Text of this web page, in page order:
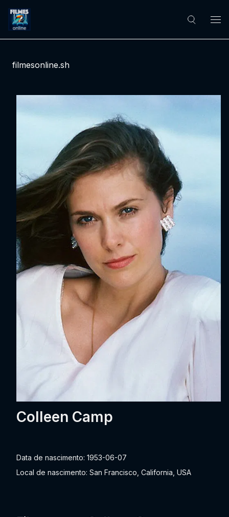
filmesonline.sh
Colleen Camp
Data de nascimento: 1953-06-07
Local de nascimento: San Francisco, California, USA